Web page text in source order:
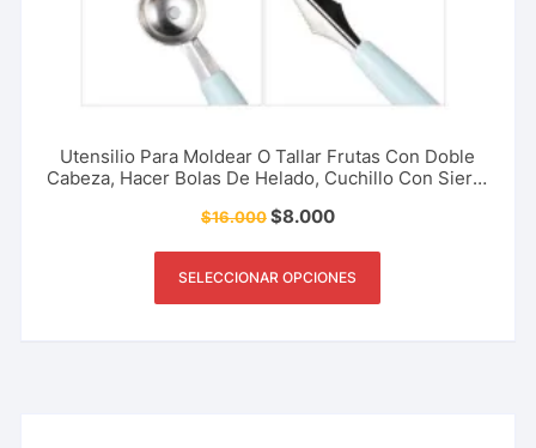
Utensilio Para Moldear O Tallar Frutas Con Doble
Cabeza, Hacer Bolas De Helado, Cuchillo Con Sierra
Restaurante, Bar, Heladería Y Más.
$16.000$8.000
SELECCIONAR OPCIONES